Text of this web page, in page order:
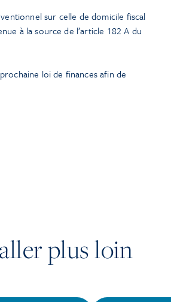
sur celle de domicile fiscal
à la source de l’article 182 A du
loi de finances afin de
plus loin